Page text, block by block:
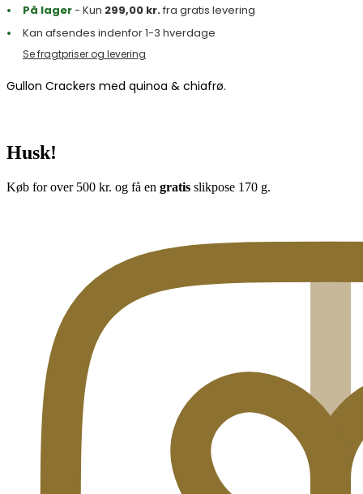
På lager- Kun 299,00 kr.fra gratis levering
Kan afsendes indenfor 1-3 hverdage
Se fragtpriser og levering
Gullon Crackers med quinoa & chiafrø.
Husk!
Køb for over 500 kr. og få en gratis slikpose 170 g.